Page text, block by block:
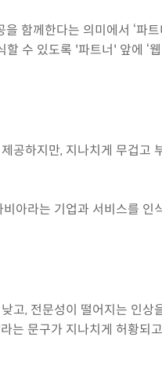
을 함께한다는 의미에서 ‘
수 있도록 '파트너' 앞에 ‘
공하지만, 지나치게 무겁고
아라는 기업과 서비스를 인
고, 전문성이 떨어지는 인
는 문구가 지나치게 허황되